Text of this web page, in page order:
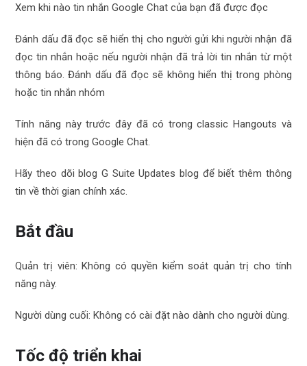
Xem khi nào tin nhắn Google Chat của bạn đã được đọc
Đánh dấu đã đọc sẽ hiển thị cho người gửi khi người nhận đã
đọc tin nhắn hoặc nếu người nhận đã trả lời tin nhắn từ một
thông báo. Đánh dấu đã đọc sẽ không hiển thị trong phòng
hoặc tin nhắn nhóm
Tính năng này trước đây đã có trong classic Hangouts và
hiện đã có trong Google Chat.
Hãy theo dõi blogG Suite Updates blog để biết thêm thông
tin về thời gian chính xác.
Bắt đầu
Quản trị viên: Không có quyền kiểm soát quản trị cho tính
năng này.
Người dùng cuối: Không có cài đặt nào dành cho người dùng.
Tốc độ triển khai